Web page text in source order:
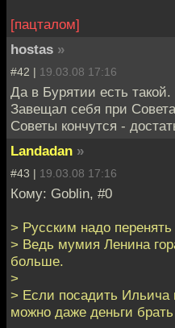
[пацталом]
hostas »
#42 | 19.03.08 17:16
Да в Бурятии есть
Завещал себя при
Советы кончутся -
Landadan »
#43 | 19.03.08 17:16
Кому: Goblin, #0
> Русским надо
> Ведь мумия Ленина
больше.
>
> Если посадить Ильича
можно даже деньги брать